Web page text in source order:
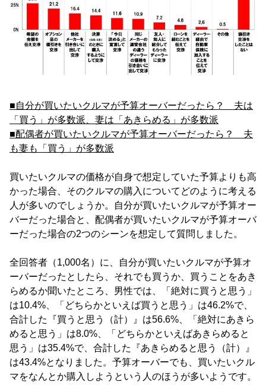
■自分が買いたいクルマが予算オーバーだったら？ 夫は
「買う」が多数派、妻は「あきらめる」が多数派
■配偶者が買いたいクルマが予算オーバーだったら？ 夫
も妻も「買う」が多数派
買いたいクルマの価格が自身で想定していた予算よりも高
かった場合、そのクルマの購入についてどのように考える
人が多いのでしょうか。自分が買いたいクルマが予算オー
バーだった場合と、配偶者が買いたいクルマが予算オーバ
ーだった場合の2つのシーンを想定して質問しました。
全回答者（1,000名）に、自分が買いたいクルマが予算オ
ーバーだったとしたら、それでも買うか、買うことをあき
らめるか聞いたところ、男性では、「絶対に買うと思う」
は10.4%、「どちらかといえば買うと思う」は46.2%で、
合計した『買うと思う（計）』は56.6%、「絶対にあきら
めると思う」は8.0%、「どちらかといえばあきらめると
思う」は35.4%で、合計した『あきらめると思う（計）』
は43.4%となりました。予算オーバーでも、買いたいクル
マをなんとか購入しようという人のほうが多いようです。